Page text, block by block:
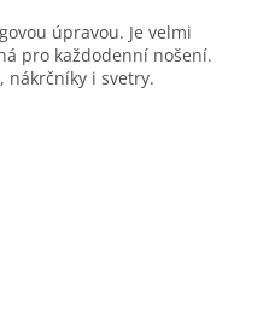
úpravou. Je velmi
pro každodenní nošení.
nákrčníky i svetry.